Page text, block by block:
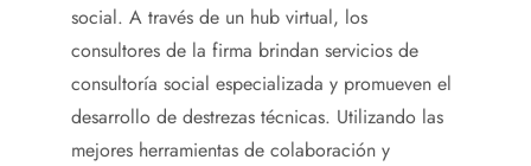
social. A través de un hub virtual, los
consultores de la firma brindan servicios de
consultoría social especializada y promueven el
desarrollo de destrezas técnicas. Utilizando las
mejores herramientas de colaboración y